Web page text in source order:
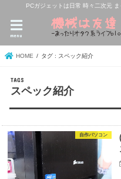
PCガジェットは日常 時々二次元
menu
HOME タグ : スペック紹介
スペック紹介
自作パソコン